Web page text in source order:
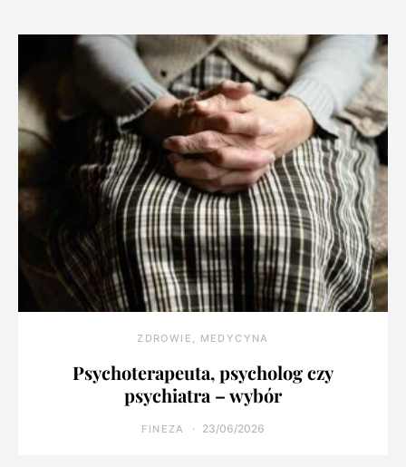
ZDROWIE, MEDYCYNA
Psychoterapeuta, psycholog czy
psychiatra – wybór
FINEZA 23/06/2026